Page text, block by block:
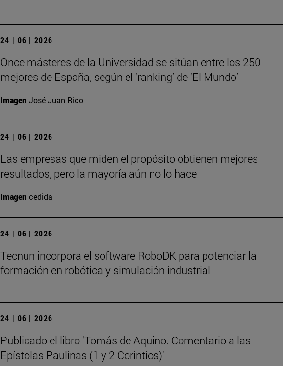
24 | 06 | 2026
Once másteres de la Universidad se sitúan entre los 250
mejores de España, según el ‘ranking’ de ‘El Mundo’
Imagen José Juan Rico
24 | 06 | 2026
Las empresas que miden el propósito obtienen mejores
resultados, pero la mayoría aún no lo hace
Imagen cedida
24 | 06 | 2026
Tecnun incorpora el software RoboDK para potenciar la
formación en robótica y simulación industrial
24 | 06 | 2026
Publicado el libro 'Tomás de Aquino. Comentario a las
Epístolas Paulinas (1 y 2 Corintios)'